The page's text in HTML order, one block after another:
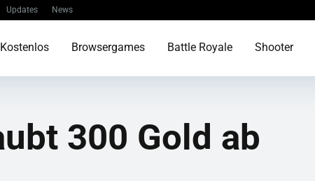
Updates News
Kostenlos Browsergames Battle Royale Shooter
300 Gold ab